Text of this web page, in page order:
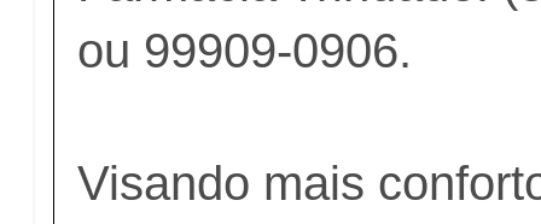
ou 99909-0906.
Visando mais